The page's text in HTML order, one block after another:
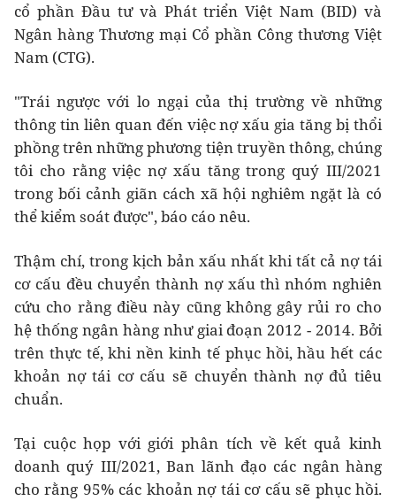
cổ phần Đầu tư và Phát triển Việt Nam (BID) và
Ngân hàng Thương mại Cổ phần Công thương Việt
Nam (CTG).
"Trái ngược với lo ngại của thị trường về những
thông tin liên quan đến việc nợ xấu gia tăng bị thổi
phồng trên những phương tiện truyền thông, chúng
tôi cho rằng việc nợ xấu tăng trong quý III/2021
trong bối cảnh giãn cách xã hội nghiêm ngặt là có
thể kiểm soát được", báo cáo nêu.
Thậm chí, trong kịch bản xấu nhất khi tất cả nợ tái
cơ cấu đều chuyển thành nợ xấu thì nhóm nghiên
cứu cho rằng điều này cũng không gây rủi ro cho
hệ thống ngân hàng như giai đoạn 2012 - 2014. Bởi
trên thực tế, khi nền kinh tế phục hồi, hầu hết các
khoản nợ tái cơ cấu sẽ chuyển thành nợ đủ tiêu
chuẩn.
Tại cuộc họp với giới phân tích về kết quả kinh
doanh quý III/2021, Ban lãnh đạo các ngân hàng
cho rằng 95% các khoản nợ tái cơ cấu sẽ phục hồi.